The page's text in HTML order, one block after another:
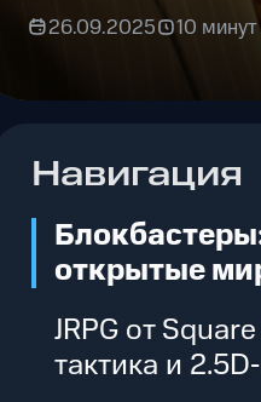
26.09.2025 10
Навигация
открытые
JRPG от
тактика и